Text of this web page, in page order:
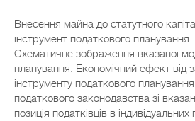
Внесення майна до статутного
інструмент податкового планування.
Схематичне зображення вказаної
планування. Економічний ефект від
інструменту податкового
податкового законодавства зі
позиція податківців в